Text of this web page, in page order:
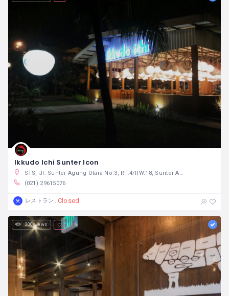
Ikkudo Ichi Sunter Icon
STS, Jl. Sunter Agung Utara No.3, RT.4/RW.18, Sunter Agung, Tj. Priok, Kota Jkt Utara, Daerah Khusus Ibukota Jakarta 14350 インドネシア
(021) 29615076
レストラン Closed
200 views